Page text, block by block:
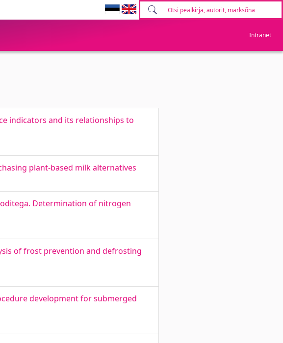
Intranet
indicators and its relationships to
plant-based milk alternatives
Determination of nitrogen
of frost prevention and defrosting
development for submerged